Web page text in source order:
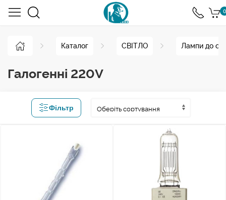
0
Каталог СВІТЛО Лампи до
Галогенні 220V
Фільтр